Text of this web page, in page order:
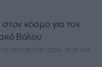
κόσμο για τον
Βόλου
19 ΟΚΤΩΒΡΊΟΥ 2024, 10:10 ΜΜ